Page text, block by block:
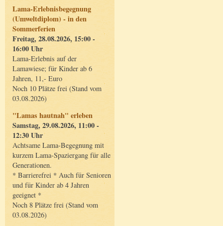
Lama-Erlebnisbegegnung
(Umweltdiplom) - in den
Sommerferien
Freitag, 28.08.2026, 15:00 -
16:00 Uhr
Lama-Erlebnis auf der
Lamawiese; für Kinder ab 6
Jahren, 11,- Euro
Noch 10 Plätze frei (Stand vom
03.08.2026)
"Lamas hautnah" erleben
Samstag, 29.08.2026, 11:00 -
12:30 Uhr
Achtsame Lama-Begegnung mit
kurzem Lama-Spaziergang für alle
Generationen.
* Barrierefrei * Auch für Senioren
und für Kinder ab 4 Jahren
geeignet *
Noch 8 Plätze frei (Stand vom
03.08.2026)